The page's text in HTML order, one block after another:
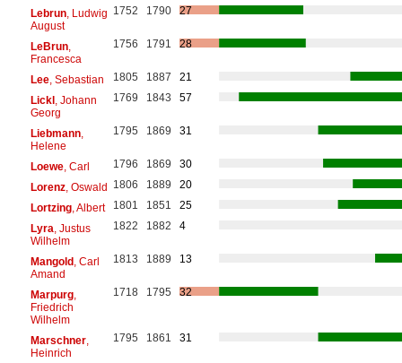
Lebrun, Ludwig
August
1752 1790 27
LeBrun,
Francesca
1756 1791 28
Lee, Sebastian 1805 1887
21
Lickl, Johann
Georg
1769 1843 57
Liebmann,
Helene
1795 1869 31
Loewe, Carl 1796 1869
30
Lorenz, Oswald 1806 1889
20
Lortzing, Albert 1801 1851
25
Lyra , Justus
Wilhelm
1822 1882 4
Mangold, Carl
Amand
1813 1889 13
Marpurg,
Friedrich
Wilhelm
1718 1795 32
Marschner,
Heinrich
1795 1861 31